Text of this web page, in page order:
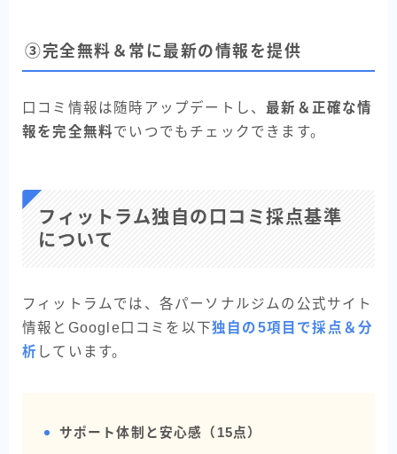
③完全無料＆常に最新の情報を提供
口コミ情報は随時アップデートし、最新＆正確な情
報を完全無料でいつでもチェックできます。
フィットラム独自の口コミ採点基準
について
フィットラムでは、各パーソナルジムの公式サイト
情報とGoogle口コミを以下独自の5項目で採点＆分
析 しています。
サポート体制と安心感（15点）